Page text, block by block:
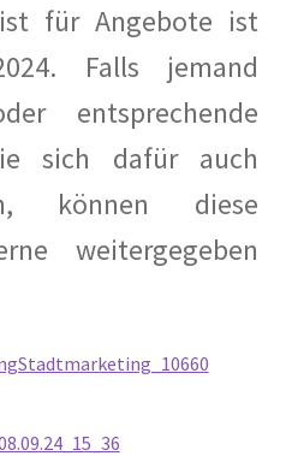
unserer Wohnanlage im
Jahre
für Angebote ist
Falls jemand
entsprechende
sich dafür auch
können diese
weitergegeben